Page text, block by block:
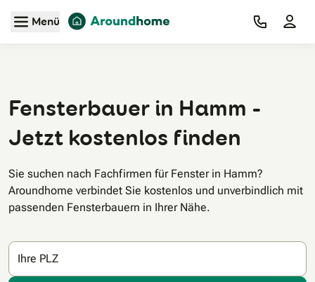
Zum Hauptinhalt
Menü
Fensterbauer in Hamm -
Jetzt kostenlos finden
Sie suchen nach Fachfirmen für Fenster in Hamm?
Aroundhome verbindet Sie kostenlos und unverbindlich mit
passenden Fensterbauern in Ihrer Nähe.
Ihre PLZ